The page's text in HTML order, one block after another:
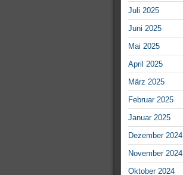
Juli 2025
Juni 2025
Mai 2025
April 2025
März 2025
Februar 2025
Januar 2025
Dezember 2024
November 2024
Oktober 2024